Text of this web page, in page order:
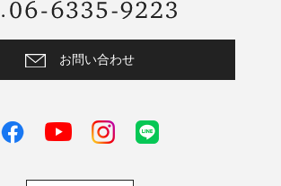
お問い合わせ
facebook youtube instagram